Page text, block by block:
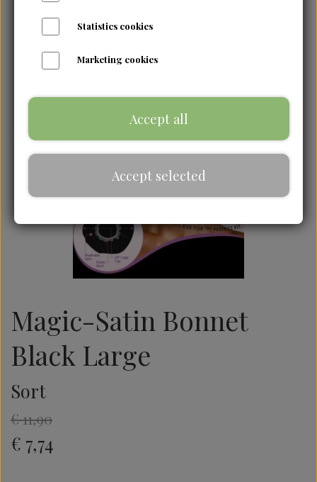
Magic-Satin Bonnet
Black Large
Sort
€ 11,90
€ 7,74
Statistics cookies
Marketing cookies
Accept all
Accept selected